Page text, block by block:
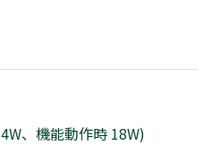
、機能動作時 18W)